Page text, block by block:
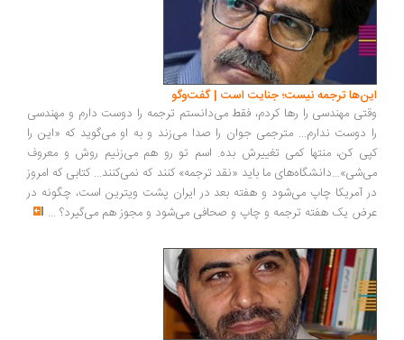
این‌ها ترجمه نیست؛ جنایت است | گفت‌وگو
وقتی مهندسی را رها کردم، فقط می‌دانستم ترجمه را دوست دارم و مهندسی
را دوست ندارم... مترجمی جوان را صدا می‌زند و به او می‌گوید که «این را
کپی کن، منتها کمی تغییرش بده. اسم تو رو هم می‌زنیم روش و معروف
می‌شی»...دانشگاه‌های ما باید «نقد ترجمه» کنند که نمی‌کنند... کتابی که امروز
در آمریکا چاپ می‌شود و هفته بعد در ایران پشت ویترین است، چگونه در
عرض یک هفته ترجمه و چاپ و صحافی می‌شود و مجوز هم می‌گیرد؟ ...